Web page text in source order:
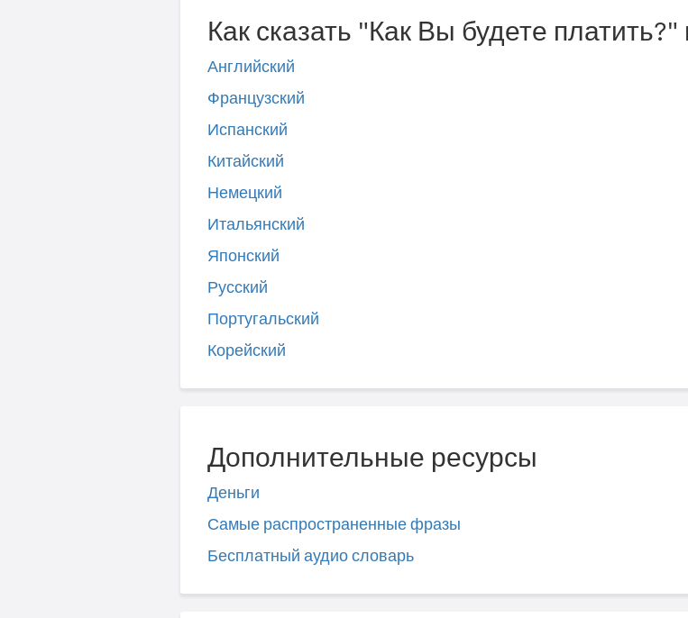
Как сказать "Как Вы будете
Английский
Французский
Испанский
Китайский
Немецкий
Итальянский
Японский
Русский
Португальский
Корейский
Дополнительные ресурсы
Деньги
Самые распространенные фразы
Бесплатный аудио словарь